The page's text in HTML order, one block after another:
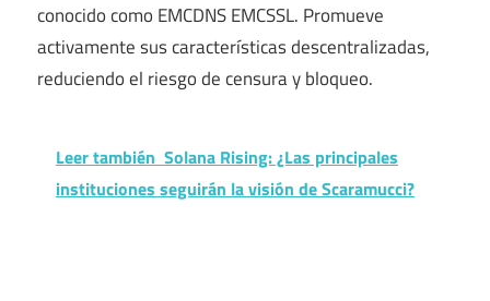
conocido como EMCDNS EMCSSL. Promueve
activamente sus características descentralizadas,
reduciendo el riesgo de censura y bloqueo.
Leer también Solana Rising: ¿Las principales
instituciones seguirán la visión de Scaramucci?